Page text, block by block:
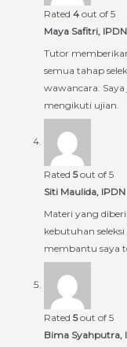
Rated 4 out of 5
Maya Safitri, IPDN
Tutor
semua tahap
wawancara.
mengikuti ujian.
Rated 5out of 5
Siti Maulida, IPDN
Materi yang
kebutuhan
membantu saya
Rated 5out of 5
Bima Syahputra,